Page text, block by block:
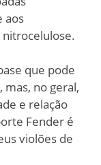
aos
que pode
no geral,
e relação
Fender é
violões de